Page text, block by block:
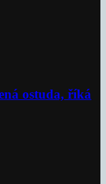
ostuda, říká